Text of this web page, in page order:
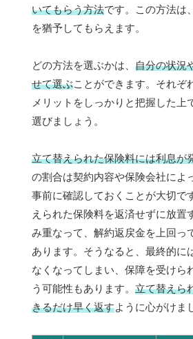
いてもらう方法です。この方法は
を猶予してもらえます。
どの方法を選ぶかは、 自分の状況
せて選ぶことができます。それぞ
メリットをしっかりと把握した上
選びましょう。
立て替えられた保険料には利息が
の割合は契約内容や保険会社によ
事前に確認しておくことが大切で
えられた保険料を返済せずに放置
み重なって、解約返戻金を上回っ
あります。そうなると、最終的に
なくなってしまい、保障を受けら
う可能性もあります。 立て替えら
きるだけ早く返すように心がけま